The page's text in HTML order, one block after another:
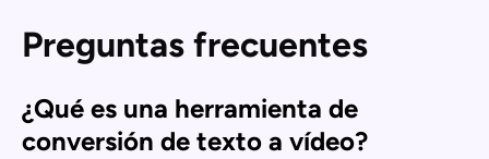
Preguntas frecuentes
¿Qué es una herramienta de
conversión de texto a vídeo?